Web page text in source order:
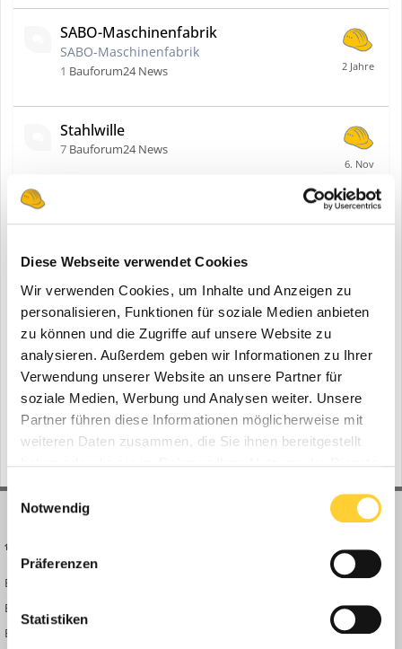
Diese Webseite verwendet Cookies
Wir verwenden Cookies, um Inhalte und Anzeigen zu
personalisieren, Funktionen für soziale Medien anbieten
zu können und die Zugriffe auf unsere Website zu
analysieren. Außerdem geben wir Informationen zu Ihrer
Verwendung unserer Website an unsere Partner für
soziale Medien, Werbung und Analysen weiter. Unsere
Partner führen diese Informationen möglicherweise mit
weiteren Daten zusammen, die Sie ihnen bereitgestellt
Einwilligungsauswahl
Notwendig
Präferenzen
Statistiken
SABO-Maschinenfabrik
SABO-Maschinenfabrik
1 Bauforum24 News
Stahlwille
7 Bauforum24 News
2Bauforum24 News
Stihl
Bauforum24 News
wolfcraft
6Bauforum24 News
Bauforum24 News
Bauforum24 TV
BF24 Mediathek